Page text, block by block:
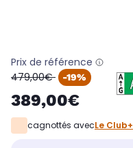
Prix de référence
oldPrice
479,00€ -19%
389,00€
cagnottés avecLe Club+